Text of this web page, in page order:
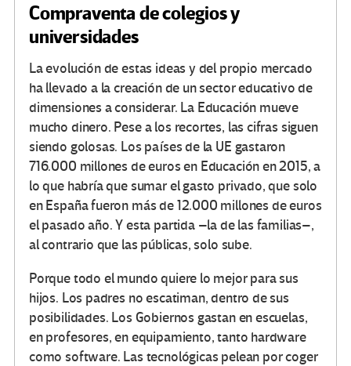
Compraventa de colegios y
universidades
La evolución de estas ideas y del propio mercado
ha llevado a la creación de un sector educativo de
dimensiones a considerar. La Educación mueve
mucho dinero. Pese a los recortes, las cifras siguen
siendo golosas. Los países de la UE gastaron
716.000 millones de euros en Educación en 2015, a
lo que habría que sumar el gasto privado, que solo
en España fueron más de 12.000 millones de euros
el pasado año. Y esta partida –la de las familias–,
al contrario que las públicas, solo sube.
Porque todo el mundo quiere lo mejor para sus
hijos. Los padres no escatiman, dentro de sus
posibilidades. Los Gobiernos gastan en escuelas,
en profesores, en equipamiento, tanto hardware
como software. Las tecnológicas pelean por coger